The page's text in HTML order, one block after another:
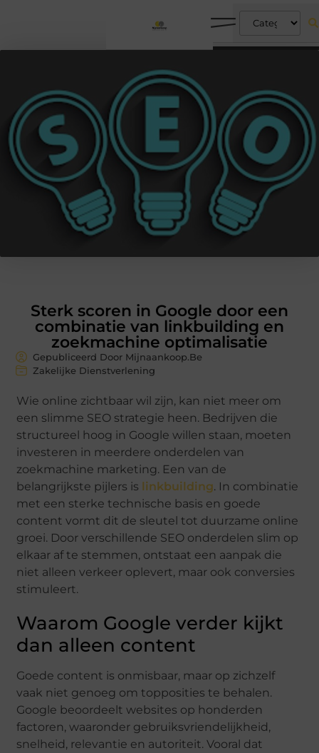
Sterk scoren in Google door een
combinatie van linkbuilding en
zoekmachine optimalisatie
Gepubliceerd Door Mijnaankoop.Be
Zakelijke Dienstverlening
Wie online zichtbaar wil zijn, kan niet meer om
een slimme SEO strategie heen. Bedrijven die
structureel hoog in Google willen staan, moeten
investeren in meerdere onderdelen van
zoekmachine marketing. Een van de
belangrijkste pijlers is linkbuilding. In combinatie
met een sterke technische basis en goede
content vormt dit de sleutel tot duurzame online
groei. Door verschillende SEO onderdelen slim op
elkaar af te stemmen, ontstaat een aanpak die
niet alleen verkeer oplevert, maar ook conversies
stimuleert.
Waarom Google verder kijkt
dan alleen content
Goede content is onmisbaar, maar op zichzelf
vaak niet genoeg om topposities te behalen.
Google beoordeelt websites op honderden
factoren, waaronder gebruiksvriendelijkheid,
snelheid, relevantie en autoriteit. Vooral dat